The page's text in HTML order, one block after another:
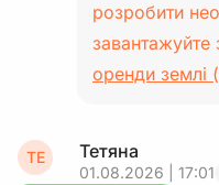
розробити
оренди землі
ТЕ Тетяна
01.08.2026 | 17:01